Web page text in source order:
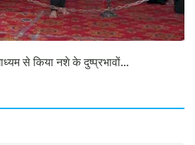
से किया नशे के दुष्प्रभावों...